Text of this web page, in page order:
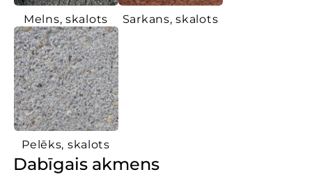
Melns, skalots Sarkans, skalots
Pelēks, skalots
Dabīgais akmens